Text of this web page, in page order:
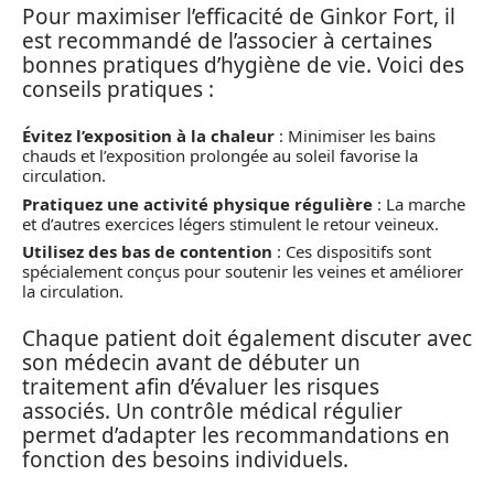
Pour maximiser l’efficacité de Ginkor Fort, il
est recommandé de l’associer à certaines
bonnes pratiques d’hygiène de vie. Voici des
conseils pratiques :
Évitez l’exposition à la chaleur : Minimiser les bains
chauds et l’exposition prolongée au soleil favorise la
circulation.
Pratiquez une activité physique régulière : La marche
et d’autres exercices légers stimulent le retour veineux.
Utilisez des bas de contention : Ces dispositifs sont
spécialement conçus pour soutenir les veines et améliorer
la circulation.
Chaque patient doit également discuter avec
son médecin avant de débuter un
traitement afin d’évaluer les risques
associés. Un contrôle médical régulier
permet d’adapter les recommandations en
fonction des besoins individuels.